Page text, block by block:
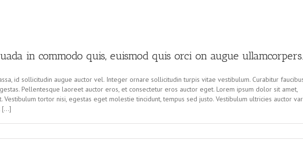
in commodo quis, euismod quis orci on augue ullamcorpers.
id sollicitudin augue auctor vel. Integer ornare sollicitudin turpis vitae vestibulum. Curabitur
Pellentesque laoreet auctor eros, et consectetur eros auctor eget. Lorem ipsum dolor sit amet,
Vestibulum tortor nisi, egestas eget molestie tincidunt, tempus sed justo. Vestibulum ultricies auctor
[…]